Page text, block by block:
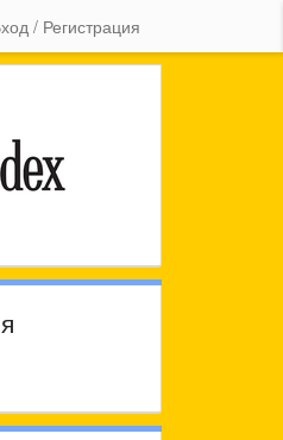
/ Регистрация